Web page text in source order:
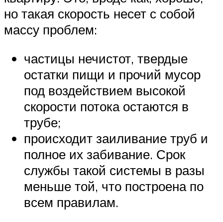
но такая скорость несет с собой
массу проблем:
частицы нечистот, твердые
остатки пищи и прочий мусор
под воздействием высокой
скорости потока остаются в
трубе;
происходит заиливание труб и
полное их забивание. Срок
службы такой системы в разы
меньше той, что построена по
всем правилам.